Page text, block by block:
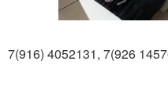
7(916) 4052131, 7(926